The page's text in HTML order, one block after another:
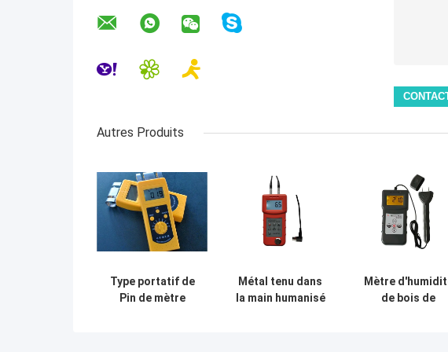
Autres Produits
Type portatif de
Pin de mètre
Métal tenu dans
la main humanisé
Mètre
de bois de